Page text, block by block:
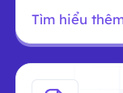
Tìm hiểu